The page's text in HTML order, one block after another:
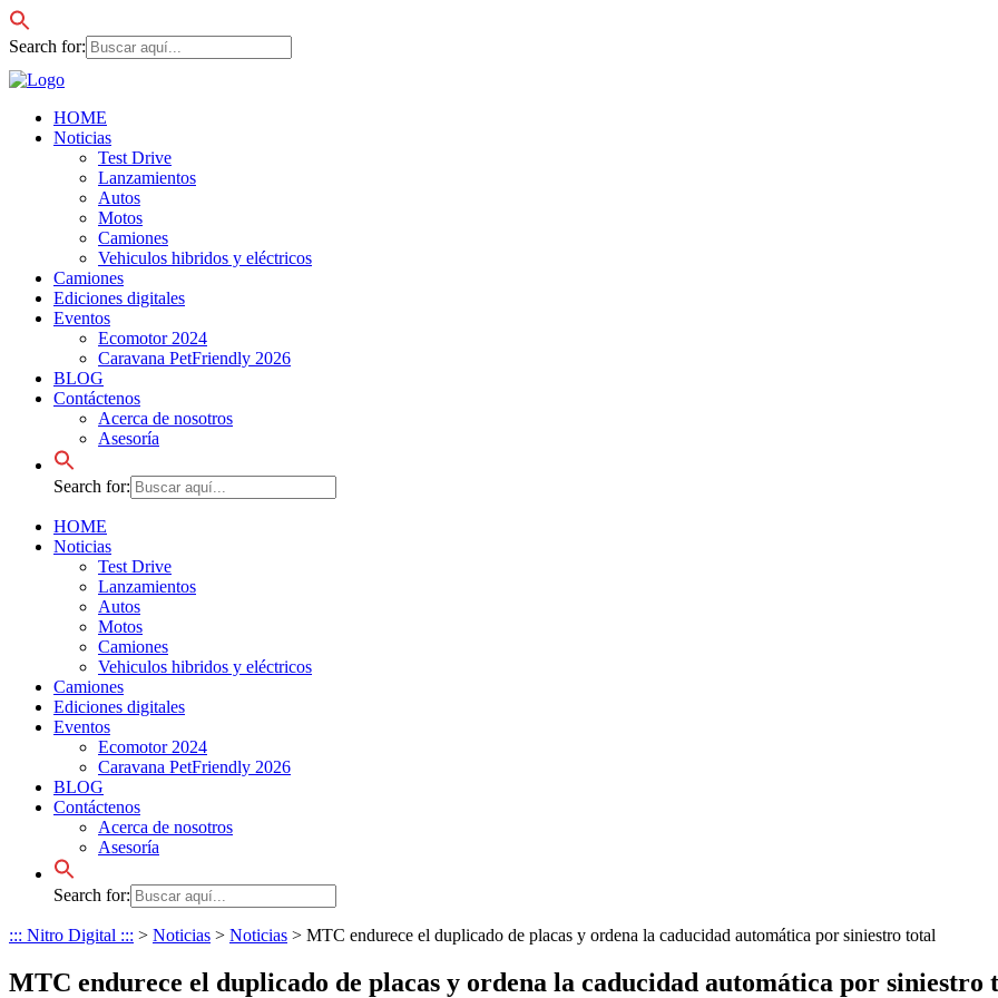
Search for:
HOME
Noticias
Test Drive
Lanzamientos
Autos
Motos
Camiones
Vehiculos hibridos y eléctricos
Camiones
Ediciones digitales
Eventos
Ecomotor 2024
Caravana PetFriendly 2026
BLOG
Contáctenos
Acerca de nosotros
Asesoría
Search for:
HOME
Noticias
Test Drive
Lanzamientos
Autos
Motos
Camiones
Vehiculos hibridos y eléctricos
Camiones
Ediciones digitales
Eventos
Ecomotor 2024
Caravana PetFriendly 2026
BLOG
Contáctenos
Acerca de nosotros
Asesoría
Search for:
::: Nitro Digital ::: > Noticias > Noticias > MTC endurece el duplicado de placas y ordena la caducidad automática por siniestro total
MTC endurece el duplicado de placas y ordena la caducidad automática por siniestro